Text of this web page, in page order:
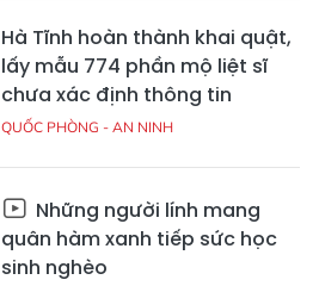
Hà Tĩnh hoàn thành khai quật,
lấy mẫu 774 phần mộ liệt sĩ
chưa xác định thông tin
QUỐC PHÒNG - AN NINH
Những người lính mang
quân hàm xanh tiếp sức học
sinh nghèo